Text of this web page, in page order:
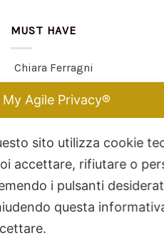
MUST HAVE
Chiara Ferragni
Dodo Mariani
Filodellavita
Bliss
Kidult
Hamilton
My Agile Privacy®
sito utilizza cookie
accettare, rifiutare o
i pulsanti
questa